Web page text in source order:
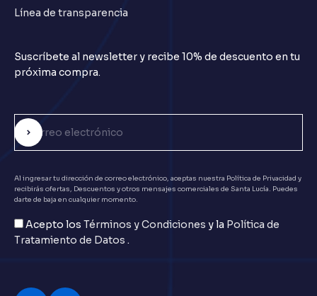
Línea de transparencia
Suscríbete al newsletter y recibe 10% de descuento en tu
próxima compra.
Correo electrónico
Suscribirse
Al ingresar tu dirección de correo electrónico, aceptas nuestra Política de Privacidad y
recibirás ofertas, Descuentos y otros mensajes comerciales de Santa Lucía. Puedes
darte de baja en cualquier momento.
Acepto los Términos y Condiciones y la Política de
Tratamiento de Datos .